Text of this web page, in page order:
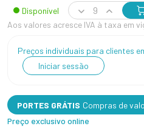
Disponível
Aos valores acresce IVA à taxa em
Preços individuais para clientes
Iniciar sessão
PORTES GRÁTIS Compras de
Preço exclusivo online